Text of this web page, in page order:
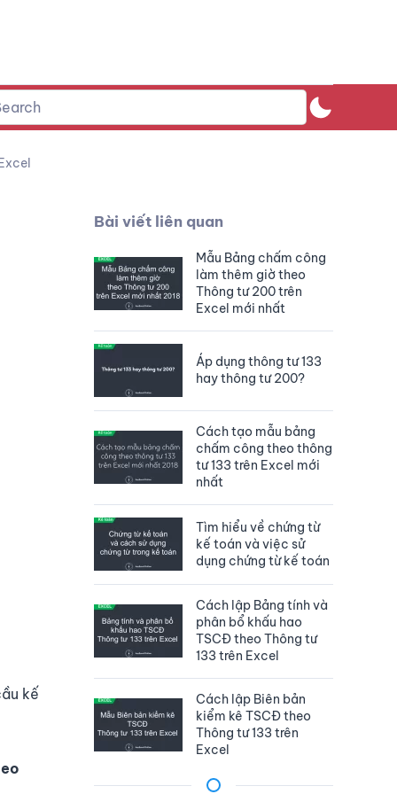
kế
Bài viết liên quan
Mẫu Bảng chấm công
làm thêm giờ theo
Thông tư 200 trên
Excel mới nhất
Áp dụng thông tư 133
hay thông tư 200?
Cách tạo mẫu bảng
chấm công theo thông
tư 133 trên Excel mới
nhất
Tìm hiểu về chứng từ
kế toán và việc sử
dụng chứng từ kế toán
Cách lập Bảng tính và
phân bổ khấu hao
TSCĐ theo Thông tư
133 trên Excel
Cách lập Biên bản
kiểm kê TSCĐ theo
Thông tư 133 trên
Excel